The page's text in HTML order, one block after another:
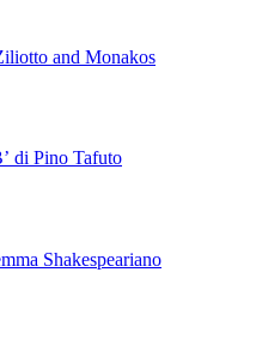
by Alberto Ziliotto and Monakos
di Pino Tafuto
Shakespeariano